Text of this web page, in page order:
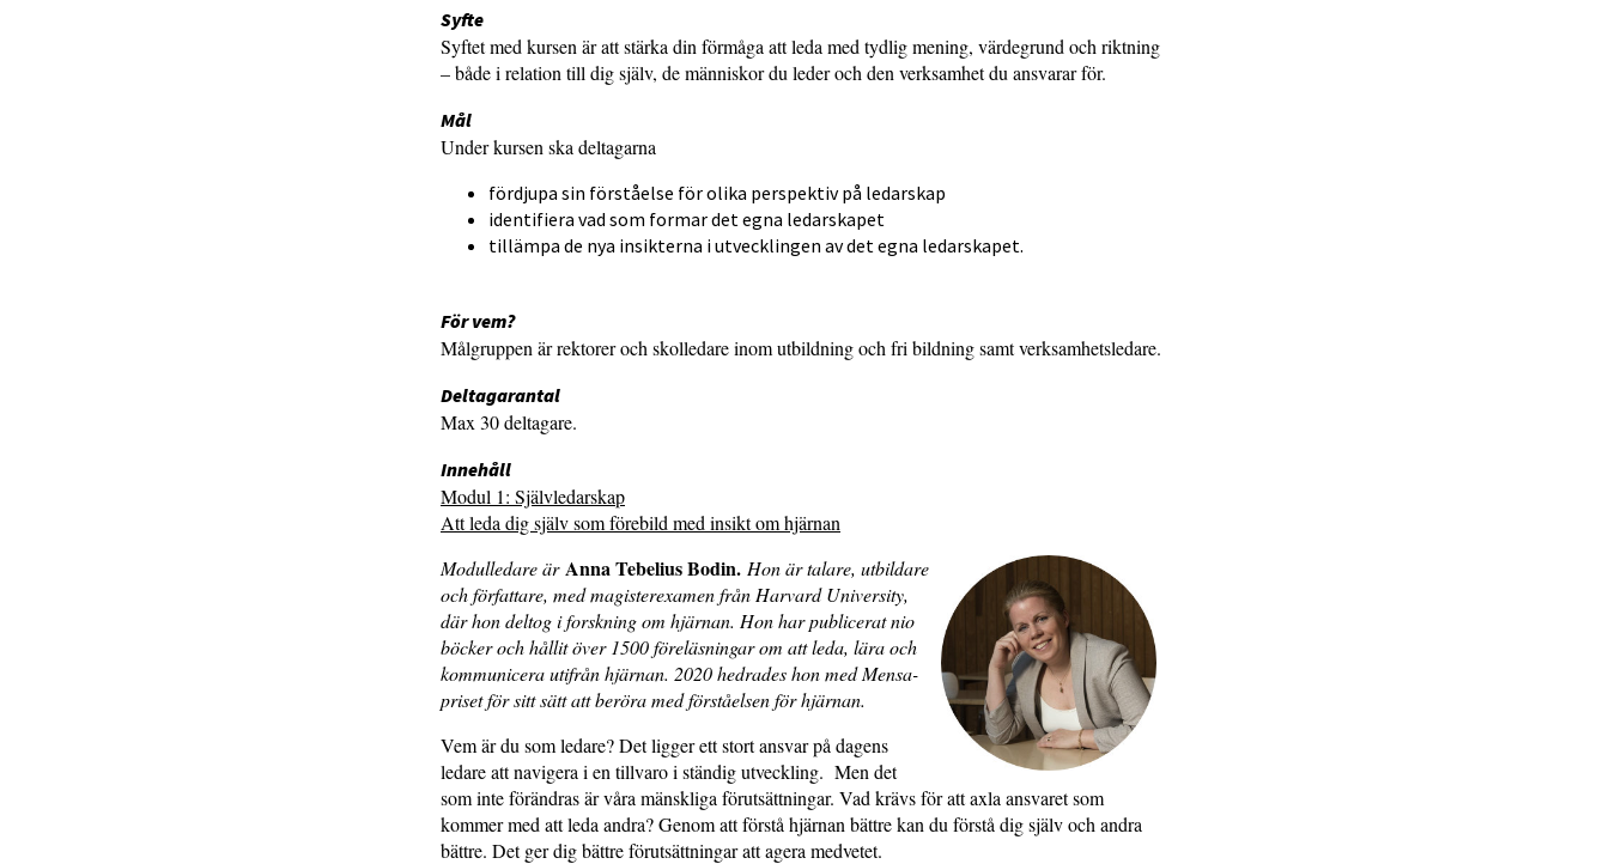
Syfte
Syftet med kursen är att stärka din förmåga att leda med tydlig mening, värdegrund och riktning
– både i relation till dig själv, de människor du leder och den verksamhet du ansvarar för.
Mål
Under kursen ska deltagarna
fördjupa sin förståelse för olika perspektiv på ledarskap
identifiera vad som formar det egna ledarskapet
tillämpa de nya insikterna i utvecklingen av det egna ledarskapet.
För vem?
Målgruppen är rektorer och skolledare inom utbildning och fri bildning samt verksamhetsledare.
Deltagarantal
Max 30 deltagare.
Innehåll
Modul 1: Självledarskap
Att leda dig själv som förebild med insikt om hjärnan
Modulledare ärAnna Tebelius Bodin. Hon är talare, utbildare
och författare, med magisterexamen från Harvard University,
där hon deltog i forskning om hjärnan. Hon har publicerat nio
böcker och hållit över 1500 föreläsningar om att leda, lära och
kommunicera utifrån hjärnan. 2020 hedrades hon med Mensa-
priset för sitt sätt att beröra med förståelsen för hjärnan.
Vem är du som ledare? Det ligger ett stort ansvar på dagens
ledare att navigera i en tillvaro i ständig utveckling. Men det
som inte förändras är våra mänskliga förutsättningar. Vad krävs för att axla ansvaret som
kommer med att leda andra? Genom att förstå hjärnan bättre kan du förstå dig själv och andra
bättre. Det ger dig bättre förutsättningar att agera medvetet.